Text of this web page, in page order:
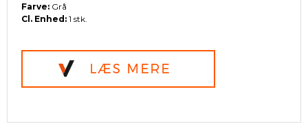
Farve: Grå
Cl. Enhed: 1 stk.